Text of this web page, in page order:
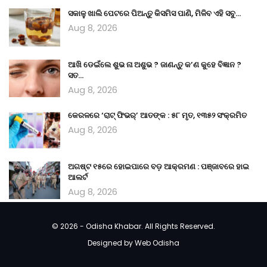
ସକାଳୁ ଖାଲି ପେଟରେ ପିଅନ୍ତୁ କିସମିସ ପାଣି, ମିଳିବ ଏହି ସବୁ…
Aug 8, 2026
ଆଖି ଡେଇଁଲେ ଶୁଭ ନା ଅଶୁଭ ? ଜାଣନ୍ତୁ କ’ଣ କୁହେ ବିଜ୍ଞାନ ?
ସତ…
Aug 8, 2026
କେରଳରେ ‘ରାଟ୍ ଫିଭର୍’ ଆତଙ୍କ : ୫୮ ମୃତ, ୧୩୫୨ ସଂକ୍ରମିତ
Aug 8, 2026
ଅଗଷ୍ଟ ୧୫ରେ ହୋଇପାରେ ବଡ଼ ଆକ୍ରମଣ : ପଞ୍ଜାବରେ ହାଇ
ଆଲର୍ଟ
Aug 8, 2026
© 2026 - Odisha Khabar. All Rights Reserved.
Designed byWeb Odisha